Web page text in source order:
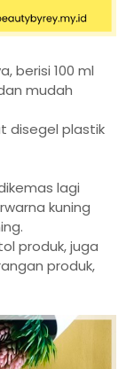
berisi 100 ml
mudah
disegel plastik
lagi
kuning
produk, juga
produk,